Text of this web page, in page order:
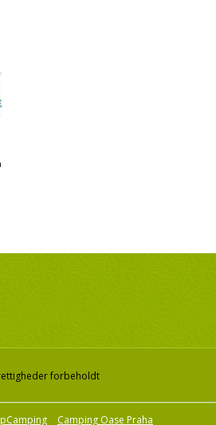
forbeholdt
Camping Oase Praha